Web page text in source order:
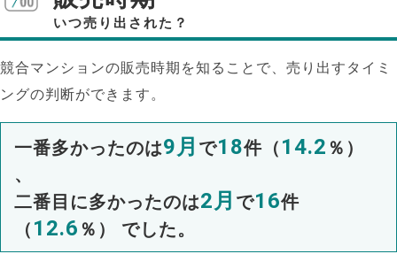
いつ売り出された？
競合マンションの販売時期を知ることで、売り出すタイミ
ングの判断ができます。
一番多かったのは9月 で18件（ 14.2 ％）
、
二番目に多かったのは2月 で16件
（ 12.6 ％） でした。